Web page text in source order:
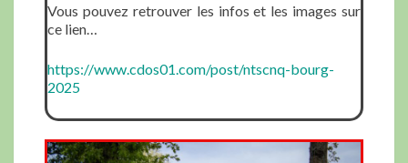
Vous pouvez retrouver les infos et les images sur
ce lien…
https://www.cdos01.com/post/ntscnq-bourg-
2025